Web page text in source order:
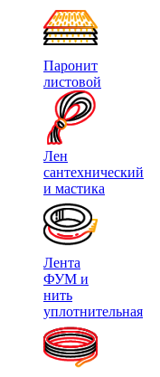
Паронит
листовой
Лен
сантехнический
и мастика
Лента
ФУМ и
нить
уплотнительная